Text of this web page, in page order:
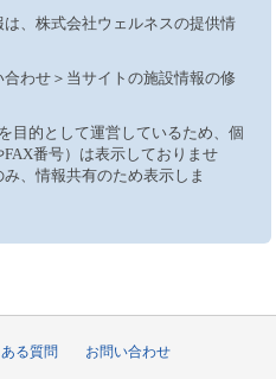
、株式会社ウェルネスの提供情
わせ＞当サイトの施設情報の修
目的として運営しているため、個
番号）は表示しておりませ
、情報共有のため表示しま
る質問 お問い合わせ